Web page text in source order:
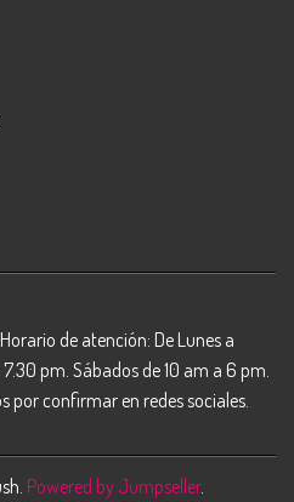
de atención: De Lunes a
pm. Sábados de 10 am a 6 pm.
por confirmar en redes sociales.
Powered by Jumpseller.